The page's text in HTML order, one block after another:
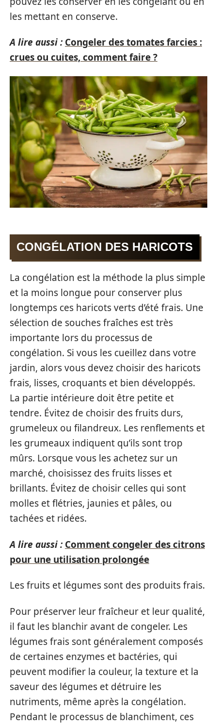
les mettant en conserve.
A lire aussi : Congeler des tomates farcies :
crues ou cuites, comment faire ?
CONGÉLATION DES HARICOTS
La congélation est la méthode la plus simple
et la moins longue pour conserver plus
longtemps ces haricots verts d’été frais. Une
sélection de souches fraîches est très
importante lors du processus de
congélation. Si vous les cueillez dans votre
jardin, alors vous devez choisir des haricots
frais, lisses, croquants et bien développés.
La partie intérieure doit être petite et
tendre. Évitez de choisir des fruits durs,
grumeleux ou filandreux. Les renflements et
les grumeaux indiquent qu’ils sont trop
mûrs. Lorsque vous les achetez sur un
marché, choisissez des fruits lisses et
brillants. Évitez de choisir celles qui sont
molles et flétries, jaunies et pâles, ou
tachées et ridées.
A lire aussi : Comment congeler des citrons
pour une utilisation prolongée
Les fruits et légumes sont des produits frais.
Pour préserver leur fraîcheur et leur qualité,
il faut les blanchir avant de congeler. Les
légumes frais sont généralement composés
de certaines enzymes et bactéries, qui
peuvent modifier la couleur, la texture et la
saveur des légumes et détruire les
nutriments, même après la congélation.
Pendant le processus de blanchiment, ces